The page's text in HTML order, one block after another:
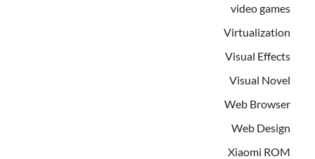
video games
Virtualization
Visual Effects
Visual Novel
Web Browser
Web Design
Xiaomi ROM